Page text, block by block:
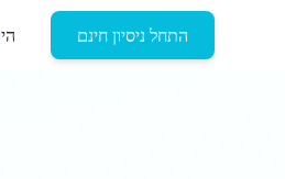
התחל ניסיון חינם